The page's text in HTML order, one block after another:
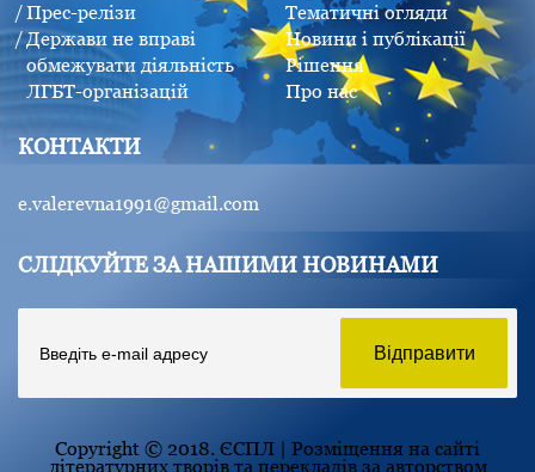
Прес-релізи
Держави не вправі
обмежувати діяльність
ЛГБТ-організацій
Тематичні огляди
Новини і публікації
Рішення
Про нас
КОНТАКТИ
e.valerevna1991@gmail.com
СЛІДКУЙТЕ ЗА НАШИМИ НОВИНАМИ
Copyright © 2018. ЄСПЛ | Розміщення на сайті
літературних творів та перекладів за авторством